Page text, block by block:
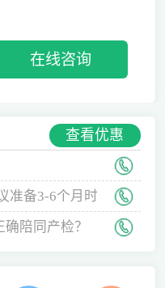
在线咨询
查看优惠
准备3-6个月时
陪同产检？